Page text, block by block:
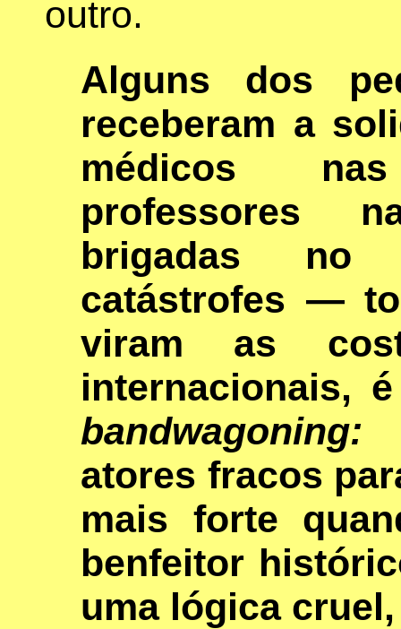
outro.
Alguns dos
receberam a
médicos
professores
brigadas
catástrofes —
viram as
internacionais,
bandwagoning:
atores fracos
mais forte
benfeitor
uma lógica